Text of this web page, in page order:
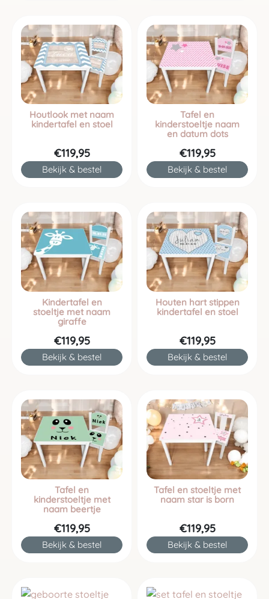
Houtlook met naam
kindertafel en stoel
€119,95
Bekijk & bestel
Tafel en
kinderstoeltje naam
en datum dots
€119,95
Bekijk & bestel
Kindertafel en
stoeltje met naam
giraffe
€119,95
Bekijk & bestel
Houten hart stippen
kindertafel en stoel
€119,95
Bekijk & bestel
Tafel en
kinderstoeltje met
naam beertje
€119,95
Bekijk & bestel
Tafel en stoeltje met
naam star is born
€119,95
Bekijk & bestel